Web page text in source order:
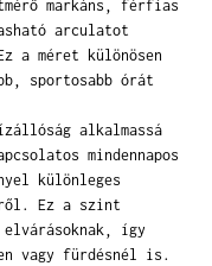
markáns, férfias
arculatot
a méret különösen
sportosabb órát
alkalmassá
mindennapos
különleges
Ez a szint
így
vagy fürdésnél is.